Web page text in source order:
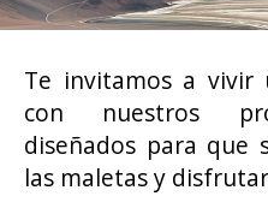
Te invitamos a vivir
con nuestros
diseñados para que
las maletas y